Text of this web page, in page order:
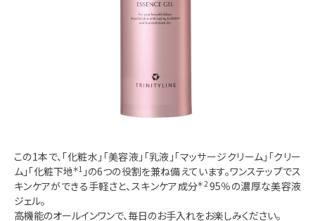
この1本で、「化粧水」「美容液」「乳液」「マッサージクリーム」「クリー
ム」「化粧下地＊1 」の6つの役割を兼ね備えています。ワンステップでス
キンケアができる手軽さと、スキンケア成分＊295％の濃厚な美容液
ジェル。
高機能のオールインワンで、毎日のお手入れをお楽しみください。